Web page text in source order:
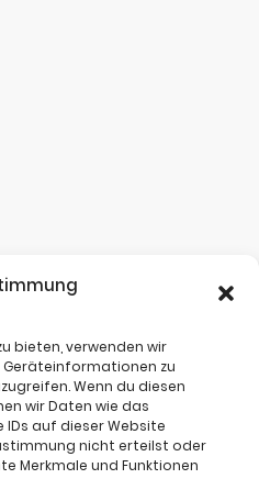
bieten, verwenden wir
Geräteinformationen zu
Wenn du diesen
wir Daten wie das
auf dieser Website
nicht erteilst oder
Merkmale und Funktionen